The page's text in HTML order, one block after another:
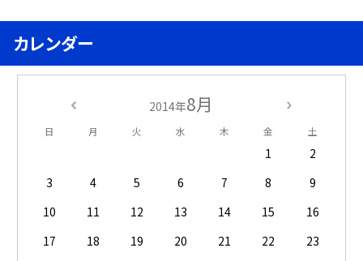
カレンダー
2014年8月
日 月 火 水 木 金 土
1
2
3
4 5 6 7 8
9
10
11 12 13 14 15
16
17
18 19 20 21 22
23